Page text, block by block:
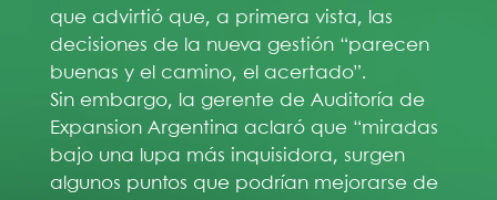
que advirtió que, a primera vista, las
decisiones de la nueva gestión “parecen
buenas y el camino, el acertado”.
Sin embargo, la gerente de Auditoría de
Expansion Argentina aclaró que “miradas
bajo una lupa más inquisidora, surgen
algunos puntos que podrían mejorarse de